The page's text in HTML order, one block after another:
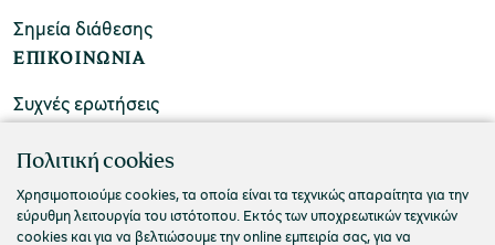
Σημεία διάθεσης
ΕΠΙΚΟΙΝΩΝΙΑ
Συχνές ερωτήσεις
Επικοινωνήστε μαζί μας
Πολιτική cookies
Χρησιμοποιούμε cookies, τα οποία είναι τα τεχνικώς απαραίτητα για την
εύρυθμη λειτουργία του ιστότοπου. Εκτός των υποχρεωτικών τεχνικών
cookies και για να βελτιώσουμε την online εμπειρία σας, για να